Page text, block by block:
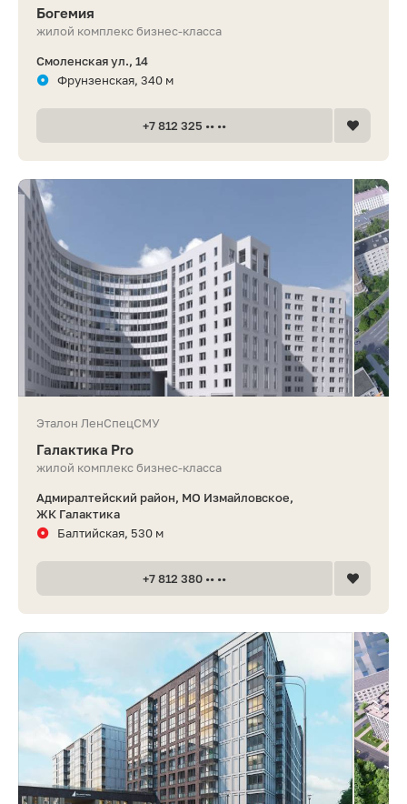
Богемия
жилой комплекс бизнес-класса
Смоленская ул., 14
Фрунзенская, 340 м
+7 812 325 •• ••
Эталон ЛенСпецСМУ
Галактика Pro
жилой комплекс бизнес-класса
Адмиралтейский район, МО Измайловское,
ЖК Галактика
Балтийская, 530 м
+7 812 380 •• ••